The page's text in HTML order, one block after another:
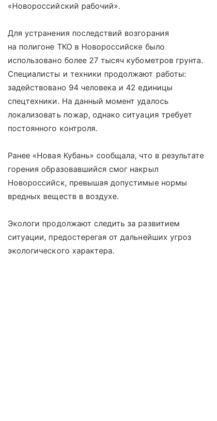
«Новороссийский рабочий».
Для устранения последствий возгорания
на полигоне ТКО в Новороссийске было
использовано более 27 тысяч кубометров грунта.
Специалисты и техники продолжают работы:
задействовано 94 человека и 42 единицы
спецтехники. На данный момент удалось
локализовать пожар, однако ситуация требует
постоянного контроля.
Ранее «Новая Кубань» сообщала, что в результате
горения образовавшийся смог накрыл
Новороссийск, превышая допустимые нормы
вредных веществ в воздухе.
Экологи продолжают следить за развитием
ситуации, предостерегая от дальнейших угроз
экологического характера.